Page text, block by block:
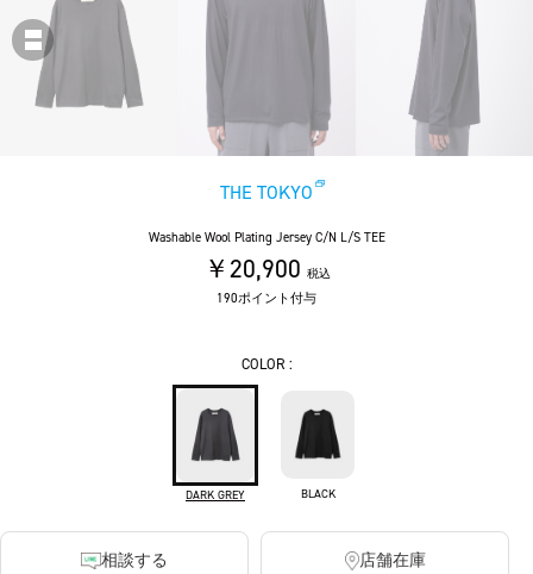
THE TOKYO
Washable Wool Plating Jersey C/N L/S TEE
￥20,900 税込
190ポイント付与
COLOR :
DARK GREY BLACK
相談する 店舗在庫